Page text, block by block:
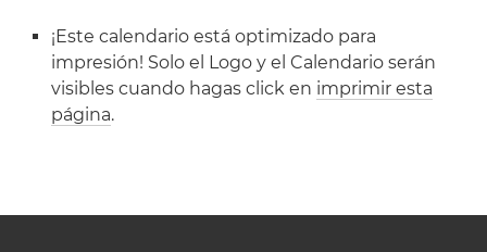
¡Este calendario está optimizado para
impresión! Solo el Logo y el Calendario serán
visibles cuando hagas click en imprimir esta
página.